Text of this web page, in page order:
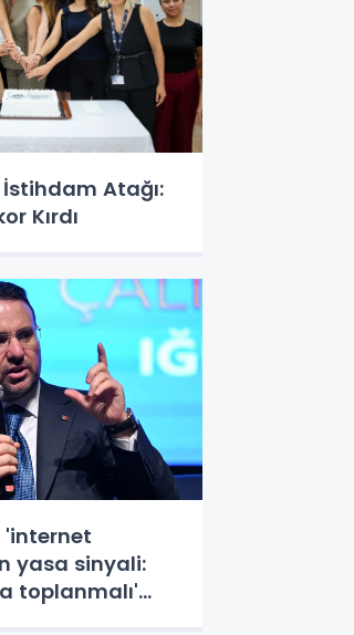
Atağı:
Kırdı
'internet
yasa sinyali:
toplanmalı'